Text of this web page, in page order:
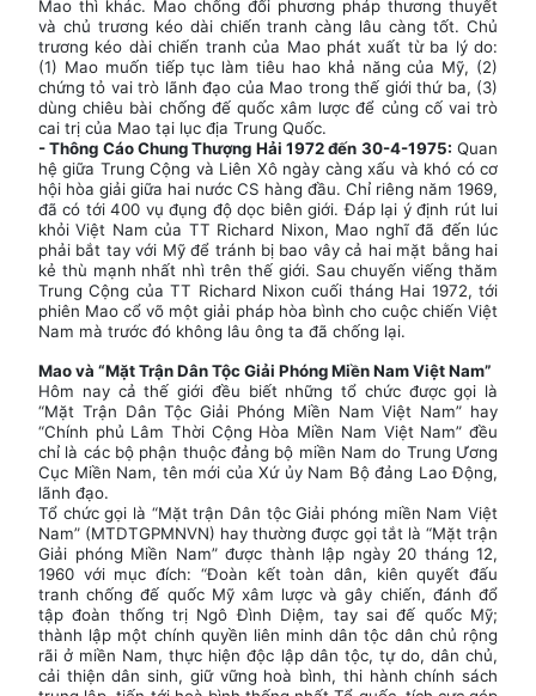
Mao thì khác. Mao chống đối phương pháp thương thuyết
và chủ trương kéo dài chiến tranh càng lâu càng tốt. Chủ
trương kéo dài chiến tranh của Mao phát xuất từ ba lý do:
(1) Mao muốn tiếp tục làm tiêu hao khả năng của Mỹ, (2)
chứng tỏ vai trò lãnh đạo của Mao trong thế giới thứ ba, (3)
dùng chiêu bài chống đế quốc xâm lược để củng cố vai trò
cai trị của Mao tại lục địa Trung Quốc.
- Thông Cáo Chung Thượng Hải 1972 đến 30-4-1975: Quan
hệ giữa Trung Cộng và Liên Xô ngày càng xấu và khó có cơ
hội hòa giải giữa hai nước CS hàng đầu. Chỉ riêng năm 1969,
đã có tới 400 vụ đụng độ dọc biên giới. Đáp lại ý định rút lui
khỏi Việt Nam của TT Richard Nixon, Mao nghĩ đã đến lúc
phải bắt tay với Mỹ để tránh bị bao vây cả hai mặt bằng hai
kẻ thù mạnh nhất nhì trên thế giới. Sau chuyến viếng thăm
Trung Cộng của TT Richard Nixon cuối tháng Hai 1972, tới
phiên Mao cổ võ một giải pháp hòa bình cho cuộc chiến Việt
Nam mà trước đó không lâu ông ta đã chống lại.
Mao và “Mặt Trận Dân Tộc Giải Phóng Miền Nam Việt Nam”
Hôm nay cả thế giới đều biết những tổ chức được gọi là
“Mặt Trận Dân Tộc Giải Phóng Miền Nam Việt Nam” hay
“Chính phủ Lâm Thời Cộng Hòa Miền Nam Việt Nam” đều
chỉ là các bộ phận thuộc đảng bộ miền Nam do Trung Ương
Cục Miền Nam, tên mới của Xứ ủy Nam Bộ đảng Lao Động,
lãnh đạo.
Tổ chức gọi là “Mặt trận Dân tộc Giải phóng miền Nam Việt
Nam” (MTDTGPMNVN) hay thường được gọi tắt là “Mặt trận
Giải phóng Miền Nam” được thành lập ngày 20 tháng 12,
1960 với mục đích: “Đoàn kết toàn dân, kiên quyết đấu
tranh chống đế quốc Mỹ xâm lược và gây chiến, đánh đổ
tập đoàn thống trị Ngô Đình Diệm, tay sai đế quốc Mỹ;
thành lập một chính quyền liên minh dân tộc dân chủ rộng
rãi ở miền Nam, thực hiện độc lập dân tộc, tự do, dân chủ,
cải thiện dân sinh, giữ vững hoà bình, thi hành chính sách